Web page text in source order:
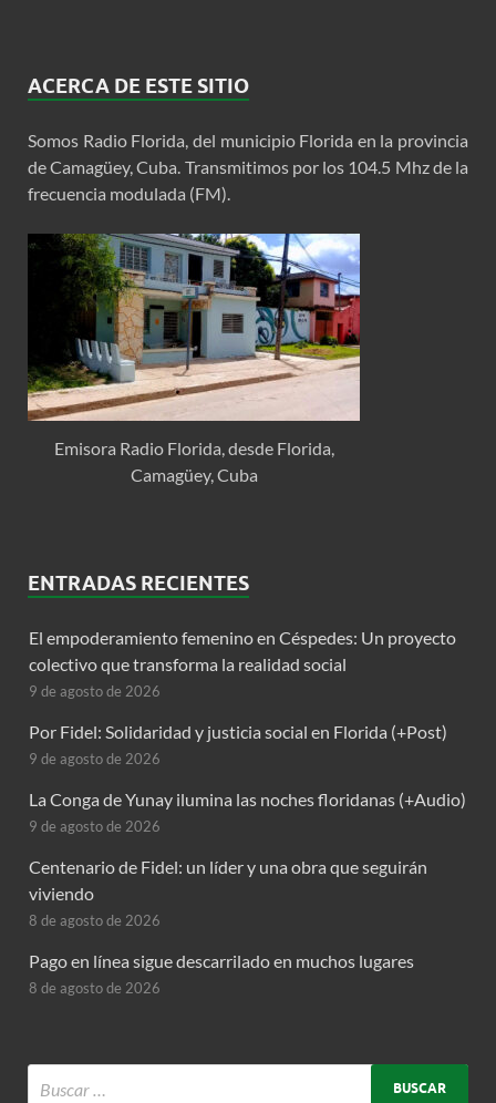
ACERCA DE ESTE SITIO
Somos Radio Florida, del municipio Florida en la provincia
de Camagüey, Cuba. Transmitimos por los 104.5 Mhz de la
frecuencia modulada (FM).
Emisora Radio Florida, desde Florida,
Camagüey, Cuba
ENTRADAS RECIENTES
El empoderamiento femenino en Céspedes: Un proyecto
colectivo que transforma la realidad social
9 de agosto de 2026
Por Fidel: Solidaridad y justicia social en Florida (+Post)
9 de agosto de 2026
La Conga de Yunay ilumina las noches floridanas (+Audio)
9 de agosto de 2026
Centenario de Fidel: un líder y una obra que seguirán
viviendo
8 de agosto de 2026
Pago en línea sigue descarrilado en muchos lugares
8 de agosto de 2026